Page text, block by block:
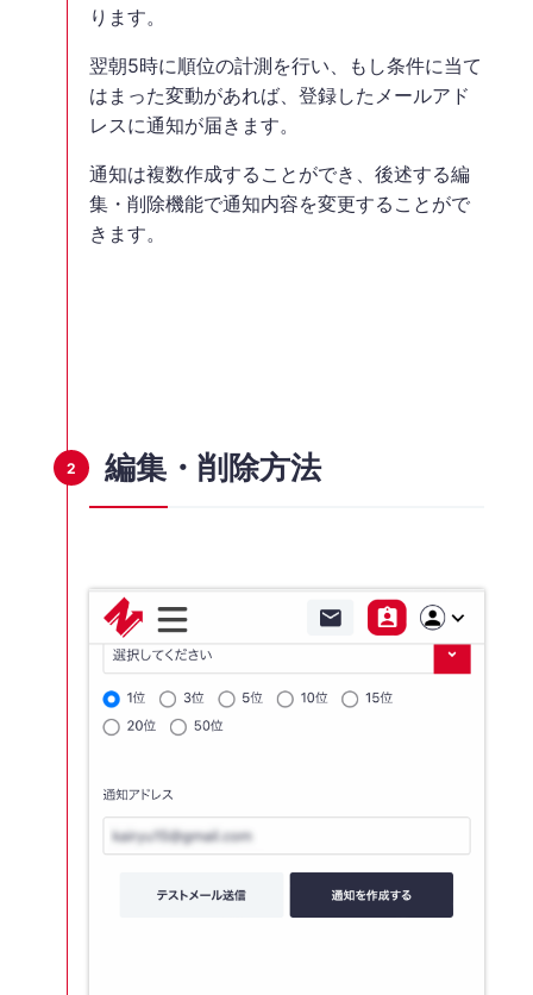
ります。
翌朝5時に順位の計測を行い、もし条件に当て
はまった変動があれば、登録したメールアド
レスに通知が届きます。
通知は複数作成することができ、後述する編
集・削除機能で通知内容を変更することがで
きます。
編集・削除方法